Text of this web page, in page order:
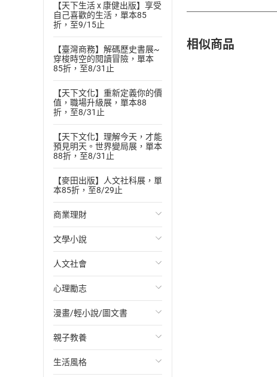
【天下生活 x 康健出版】享受
自己喜歡的生活，單本85
折，至9/15止
【臺灣商務】解碼歷史書展~
穿梭時空的閱讀冒險，單本
85折，至8/31止
【天下文化】重新定義你的價
值，職場升級展，單本88
折，至8/31止
【天下文化】理解今天，才能
預見明天。世界變局展，單本
88折，至8/31止
【麥田出版】人文社科展，單
本85折，至8/29止
商業理財
投資理財
經濟/趨勢
財務/金融
管理/領導
職場工作術
成功法
文學小說
歐美文學
日本文學
韓國文學
華文文學
經典文學
人文社會
國際關係
政治
社會科學
台灣/中國歷史
心理勵志
心靈成長/情緒
人際關係
兩性關係
漫畫/輕小說/圖文書
輕小說
奇幻/科幻
親子教養
教育現場
生活風格
相似商品